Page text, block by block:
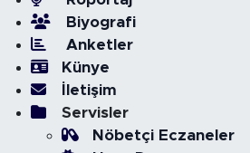
Biyografi
Anketler
Künye
İletişim
Servisler
Nöbetçi Eczaneler